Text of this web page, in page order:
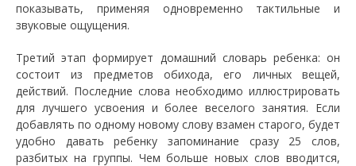
показывать, применяя одновременно тактильные и
звуковые ощущения.
Третий этап формирует домашний словарь ребенка: он
состоит из предметов обихода, его личных вещей,
действий. Последние слова необходимо иллюстрировать
для лучшего усвоения и более веселого занятия. Если
добавлять по одному новому слову взамен старого, будет
удобно давать ребенку запоминание сразу 25 слов,
разбитых на группы. Чем больше новых слов вводится,